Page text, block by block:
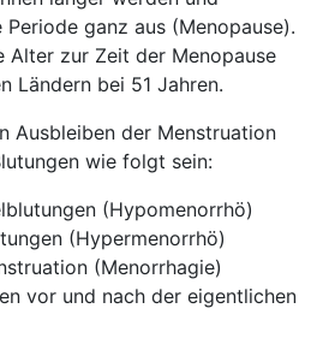
ganz aus (Menopause).
Alter zur Zeit der Menopause
Ländern bei 51 Jahren.
Ausbleiben der Menstruation
wie folgt sein:
(Hypomenorrhö)
(Hypermenorrhö)
(Menorrhagie)
vor und nach der eigentlichen